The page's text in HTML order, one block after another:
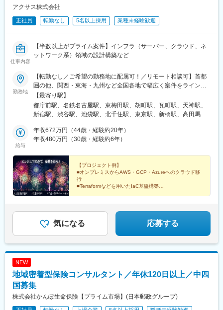
アクサス株式会社
正社員 転勤なし 5名以上採用 業種未経験歓迎
仕事内容
【半数以上がプライム案件】インフラ（サーバー、クラウド、ネ
ットワーク系）領域の設計構築など
勤務地
【転勤なし／ご希望の勤務地に配属可！／リモート相談可】首都
圏の他、関西・東海・九州など全国各地で幅広く案件をラインナ
ップ！※テレワーク（在宅勤務）相談可★フルリモートワークで働
いている先輩もいます☆引越しを伴う転勤なし！好きな地域でず
っと働けます◎★U・Iターン支援あり☆弊社の福利厚生で引っ越
神奈川県内（横浜市・川崎市など）、千葉県、埼玉県■東海／名古
屋市、岐阜市、静岡市などの東海地区■関西／大阪市、京都市、神
など各拠点受動喫煙防止策：有（敷地内全面禁煙）※顧客先により
異なる。
【最寄り駅】
都庁前駅、名鉄名古屋駅、東梅田駅、胡町駅、瓦町駅、天神駅、
新宿駅、渋谷駅、池袋駅、北千住駅、東京駅、新橋駅、高田馬場
駅、町田駅、大手町駅(東京都)、綾瀬駅、中野駅(東京都)、蒲田
駅、大崎駅、有楽町駅、大阪梅田駅(阪急線)、大阪駅、なんば駅
駅、新今宮駅、本町駅、大阪難波駅、心斎橋駅、天下茶屋駅、大
阪阿部野橋駅、中百舌鳥駅、天満橋駅、江坂駅、高槻駅、弁天町
駅、名古屋駅、金山駅(愛知県)、栄駅(愛知県)、近鉄名古屋駅、大
曽根駅、伏見駅(愛知県)、千種駅、豊橋駅、刈谷駅、藤が丘駅(愛
知県)、上飯田駅、鶴舞駅、赤池駅(愛知県)、矢場町駅、上小田井
駅、小倉駅(福岡県)、福岡空港駅(鉄道)、姪浜駅、天神南駅、西新
駅、大橋駅(福岡県)、中洲川端駅、千早駅、赤坂駅(福岡県)、黒崎
駅、吉塚駅、薬院駅、貝塚駅(福岡県)、香椎駅、折尾駅、西鉄久留
(香川県)、高松築港駅、坂出駅、丸亀駅、片原町駅(香川県)、宇多
津駅、太田駅(香川県)、多度津駅、仏生山駅、栗林公園駅、三条駅
(香川県)、善通寺駅、観音寺駅(香川県)、端岡駅、伏石駅、林道
駅、潟元駅、国際センター駅、北新地駅、銀山町駅、新宿駅(東京
給与
年収672万円（44歳・経験約20年）
年収480万円（30歳・経験約6年）
【プロジェクト例】
■オンプレミスからAWS・GCP・Azureへのクラウド移
行
■Terraformなどを用いたIaC基盤構築
気になる 応募する
NEW
地域密着型保険コンサルタント／年休120日以上／中四
国募集
株式会社かんぽ生命保険【プライム市場】(日本郵政グループ)